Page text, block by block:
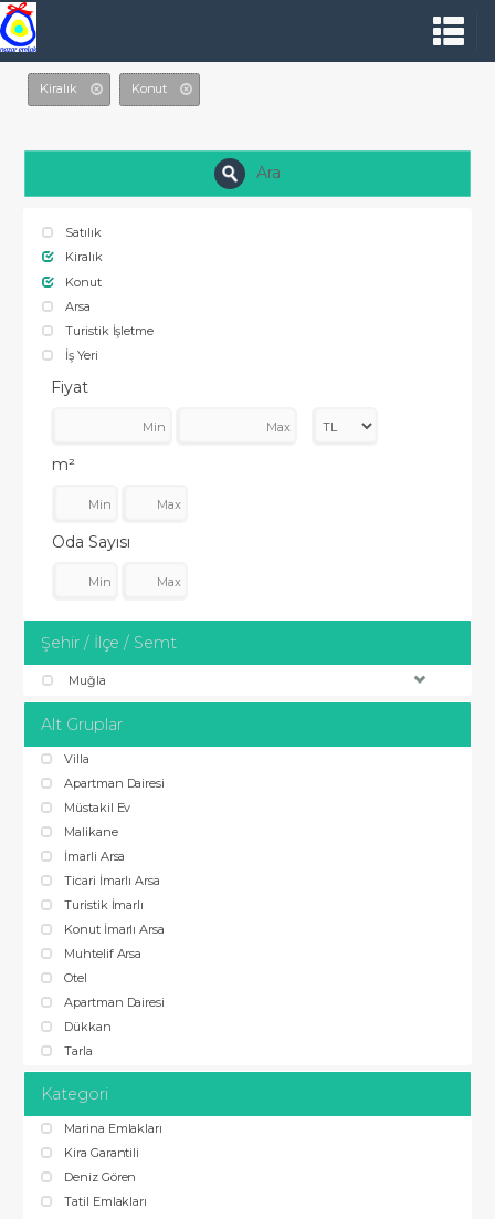
Kiralık Konut
Ara
Satılık
Kiralık
Konut
Arsa
Turistik İşletme
İş Yeri
Fiyat
m²
Oda Sayısı
Şehir / İlçe / Semt
Muğla
Alt Gruplar
Villa
Apartman Dairesi
Müstakil Ev
Malikane
İmarli Arsa
Ticari İmarlı Arsa
Turistik İmarlı
Konut İmarlı Arsa
Muhtelif Arsa
Otel
Apartman Dairesi
Dükkan
Tarla
Kategori
Marina Emlakları
Kira Garantili
Deniz Gören
Tatil Emlakları